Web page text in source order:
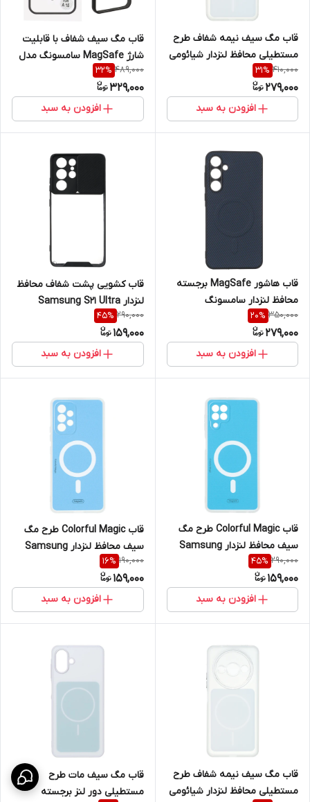
قاب مگ سیف نیمه شفاف طرح
مستطیلی محافظ لنزدار شیائومی
مدل Xiaomi Redmi Note 10 4G
/ Redmi Note 10S / Poco M5S
410,000
31%
279,000
افزودن به سبد
قاب مگ سیف شفاف با قابلیت
شارژ MagSafe سامسونگ مدل
Samsung Galaxy A35 / A55
489,000
32%
329,000
افزودن به سبد
قاب هاشور MagSafe برجسته
محافظ لنزدار سامسونگ
Samsung Galaxy A55
350,000
20%
279,000
افزودن به سبد
قاب کشویی پشت شفاف محافظ
لنزدار Samsung S21 Ultra
290,000
45%
159,000
افزودن به سبد
قاب Colorful Magic طرح مگ
سیف محافظ لنزدار Samsung
Galaxy A22 4G / M22 / M32 4G
/ F22
290,000
45%
159,000
افزودن به سبد
قاب Colorful Magic طرح مگ
سیف محافظ لنزدار Samsung
Galaxy A53
190,000
16%
159,000
افزودن به سبد
قاب مگ سیف نیمه شفاف طرح
مستطیلی محافظ لنزدار شیائومی
قاب مگ سیف مات طرح
مستطیلی دور لنز برجسته